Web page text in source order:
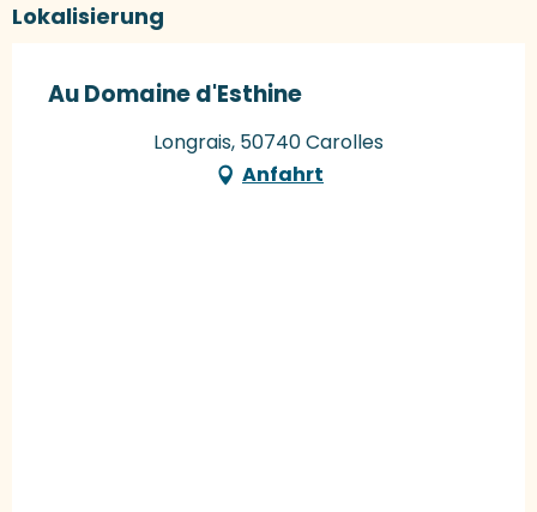
Lokalisierung
Au Domaine d'Esthine
Longrais, 50740 Carolles
Anfahrt